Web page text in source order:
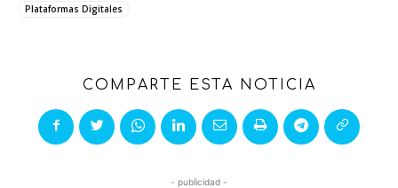
Plataformas Digitales
COMPARTE ESTA NOTICIA
- publicidad -